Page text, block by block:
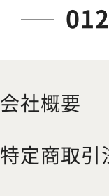
会社概要
特定商取引